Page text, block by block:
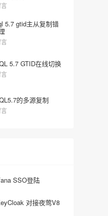
5.7 gtid主从复制错
5.7 GTID在线切换
的多源复制
SSO登陆
对接夜莺V8